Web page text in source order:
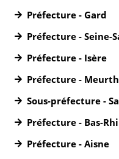
Préfecture - Gard
Préfecture - Seine-
Préfecture - Isère
Préfecture -
Sous-préfecture -
Préfecture - Bas-
Préfecture - Aisne